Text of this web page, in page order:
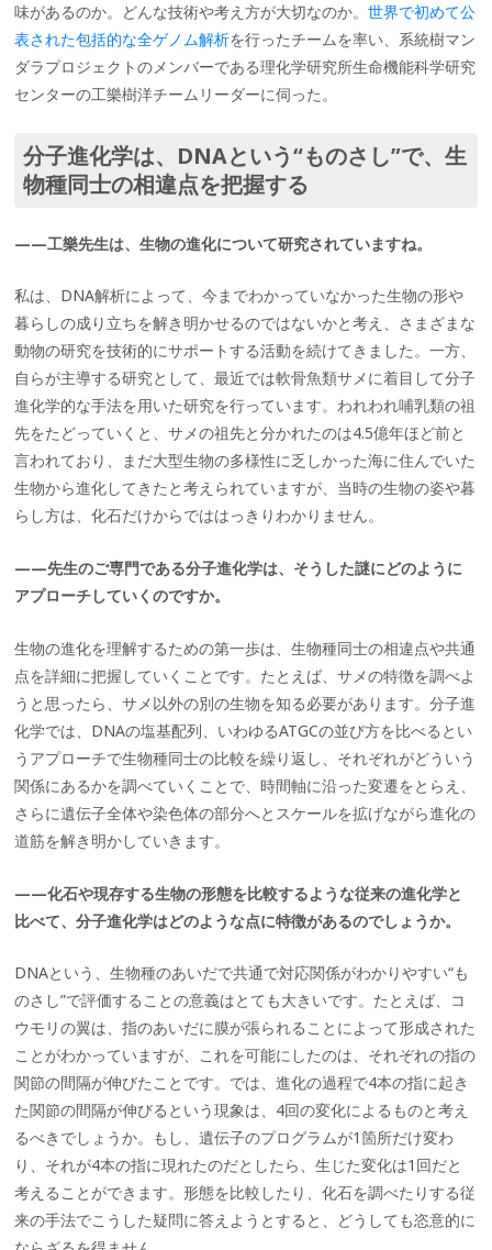
味があるのか。どんな技術や考え方が大切なのか。世界で初めて公
表された包括的な全ゲノム解析を行ったチームを率い、系統樹マン
ダラプロジェクトのメンバーである理化学研究所生命機能科学研究
センターの工樂樹洋チームリーダーに伺った。
分子進化学は、DNAという“ものさし”で、生
物種同士の相違点を把握する
——工樂先生は、生物の進化について研究されていますね。
私は、DNA解析によって、今までわかっていなかった生物の形や
暮らしの成り立ちを解き明かせるのではないかと考え、さまざまな
動物の研究を技術的にサポートする活動を続けてきました。一方、
自らが主導する研究として、最近では軟骨魚類サメに着目して分子
進化学的な手法を用いた研究を行っています。われわれ哺乳類の祖
先をたどっていくと、サメの祖先と分かれたのは4.5億年ほど前と
言われており、まだ大型生物の多様性に乏しかった海に住んでいた
生物から進化してきたと考えられていますが、当時の生物の姿や暮
らし方は、化石だけからでははっきりわかりません。
——先生のご専門である分子進化学は、そうした謎にどのように
アプローチしていくのですか。
生物の進化を理解するための第一歩は、生物種同士の相違点や共通
点を詳細に把握していくことです。たとえば、サメの特徴を調べよ
うと思ったら、サメ以外の別の生物を知る必要があります。分子進
化学では、DNAの塩基配列、いわゆるATGCの並び方を比べるとい
うアプローチで生物種同士の比較を繰り返し、それぞれがどういう
関係にあるかを調べていくことで、時間軸に沿った変遷をとらえ、
さらに遺伝子全体や染色体の部分へとスケールを拡げながら進化の
道筋を解き明かしていきます。
——化石や現存する生物の形態を比較するような従来の進化学と
比べて、分子進化学はどのような点に特徴があるのでしょうか。
DNAという、生物種のあいだで共通で対応関係がわかりやすい“も
のさし”で評価することの意義はとても大きいです。たとえば、コ
ウモリの翼は、指のあいだに膜が張られることによって形成された
ことがわかっていますが、これを可能にしたのは、それぞれの指の
関節の間隔が伸びたことです。では、進化の過程で4本の指に起き
た関節の間隔が伸びるという現象は、4回の変化によるものと考え
るべきでしょうか。もし、遺伝子のプログラムが1箇所だけ変わ
り、それが4本の指に現れたのだとしたら、生じた変化は1回だと
考えることができます。形態を比較したり、化石を調べたりする従
来の手法でこうした疑問に答えようとすると、どうしても恣意的に